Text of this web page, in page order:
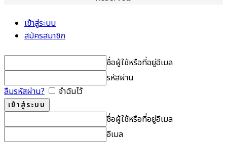
เข้าสู่ระบบ
สมัครสมาชิก
ชื่อผู้ใช้หรือที่อยู่อีเมล
รหัสผ่าน
ลืมรหัสผ่าน?
จำฉันไว้
ชื่อผู้ใช้หรือที่อยู่อีเมล
อีเมล